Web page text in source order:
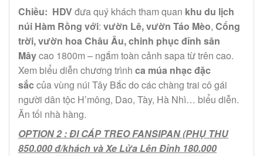
Chiều: HDVđưa quý khách tham quan khu du lịch
núi Hàm Rồng với: vườn Lê, vườn Táo Mèo, Cổng
trời, vườn hoa Châu Âu,chinh phục đỉnh sân
Mâycao 1800m – ngắm toàn cảnh sapa từ trên cao.
Xem biểu diễn chương trình ca múa nhạc đặc
sắc của vùng núi Tây Bắc do các chàng trai cô gái
người dân tộc H’mông, Dao, Tày, Hà Nhì… biểu diễn.
Ăn tối nhà hàng.
OPTION 2 : ĐI CÁP TREO FANSIPAN (PHỤ THU
850.000 đ/khách và Xe Lửa Lên Đỉnh 180.000